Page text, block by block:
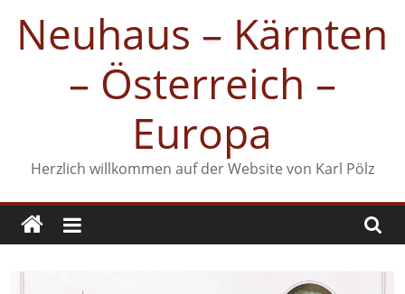
Inhalt
springen
Neuhaus – Kärnten
– Österreich –
Europa
Herzlich willkommen auf der Website von Karl Pölz